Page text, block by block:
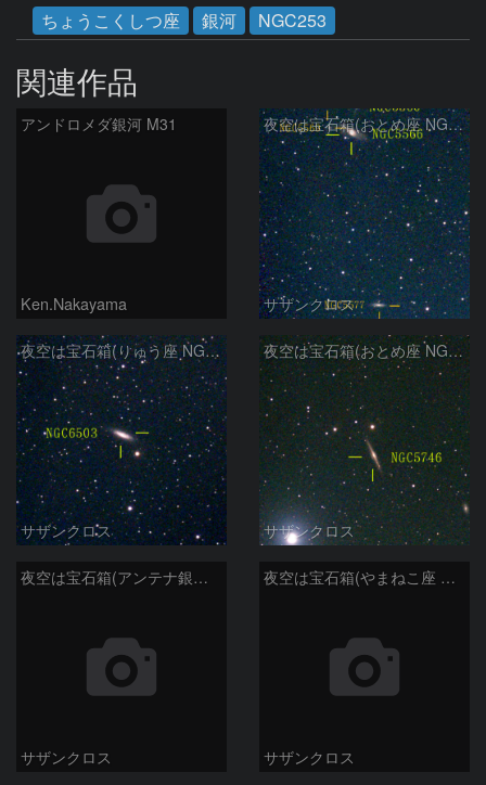
ちょうこくしつ座
銀河 NGC253
関連作品
アンドロメダ銀河 M31
Ken.Nakayama
夜空は宝石箱(おとめ座 NGC5566) Seestar50
サザンクロス
夜空は宝石箱(りゅう座 NGC6503) Seestar50
サザンクロス
夜空は宝石箱(おとめ座 NGC5746) Seestar50
サザンクロス
夜空は宝石箱(アンテナ銀河 NGC4038) Seestar50
サザンクロス
夜空は宝石箱(やまねこ座 NGC2683) Seestar50
サザンクロス